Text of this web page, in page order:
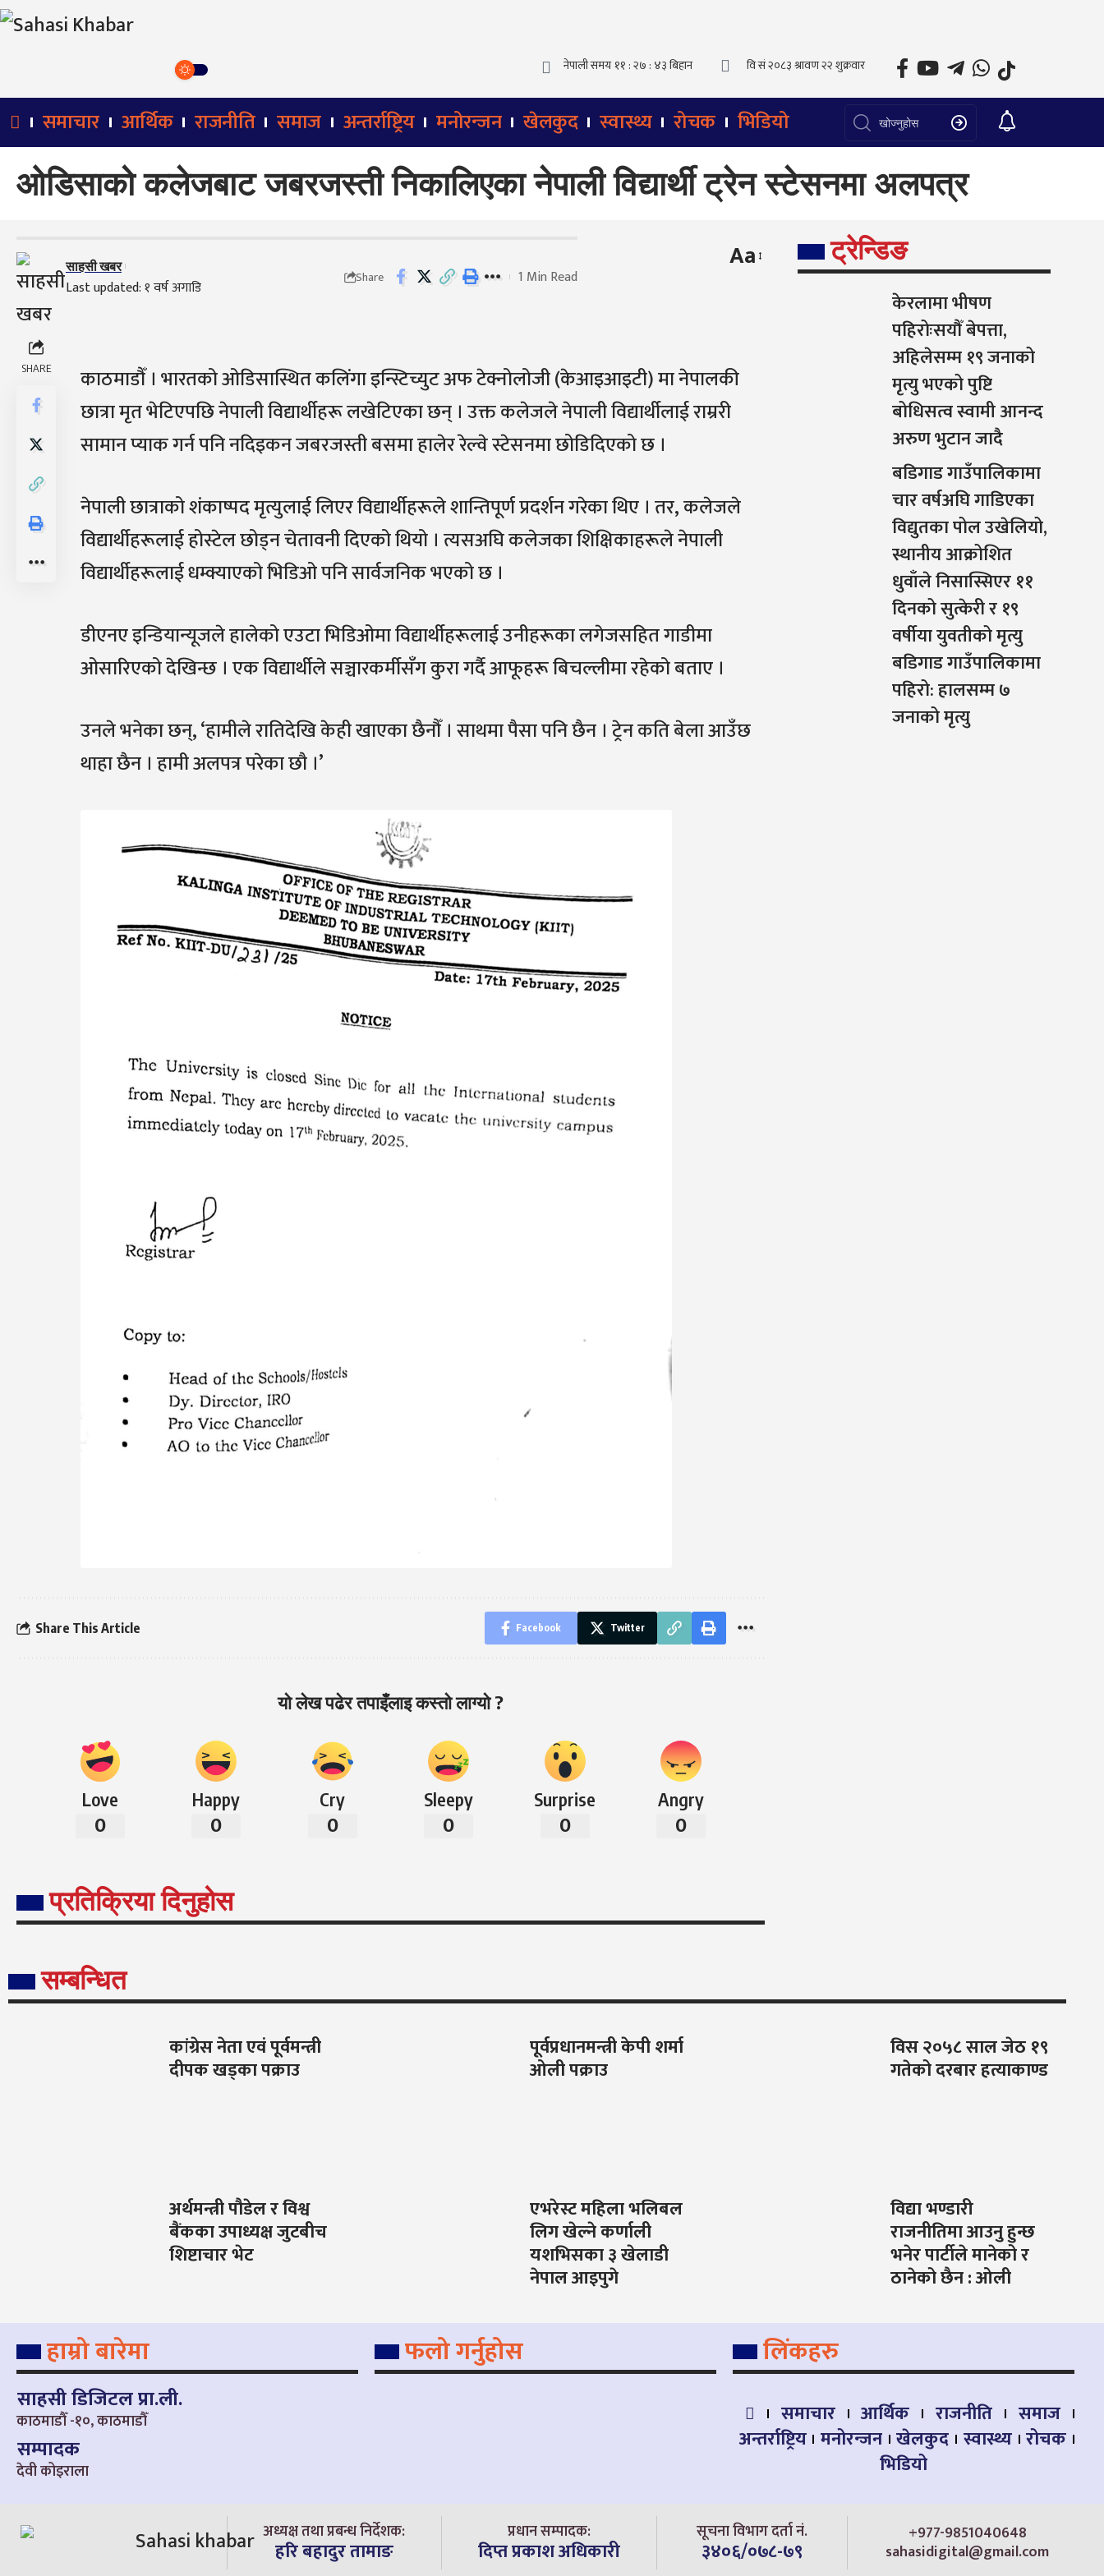
समाचार आर्थिक राजनीति समाज अन्तर्राष्ट्रिय मनोरन्जन खेलकुद स्वास्थ्य रोचक भिडियो
ओडिसाको कलेजबाट जबरजस्ती निकालिएका नेपाली विद्यार्थी ट्रेन स्टेसनमा अलपत्र
Last updated: १ वर्ष अगाडि
साहसी खबर
Share 1 Min Read
Aa
SHARE
काठमाडौँ । भारतको ओडिसास्थित कलिंगा इन्स्टिच्युट अफ टेक्नोलोजी (केआइआइटी) मा नेपालकी
छात्रा मृत भेटिएपछि नेपाली विद्यार्थीहरू लखेटिएका छन् । उक्त कलेजले नेपाली विद्यार्थीलाई राम्ररी
सामान प्याक गर्न पनि नदिइकन जबरजस्ती बसमा हालेर रेल्वे स्टेसनमा छोडिदिएको छ ।
नेपाली छात्राको शंकाष्पद मृत्युलाई लिएर विद्यार्थीहरूले शान्तिपूर्ण प्रदर्शन गरेका थिए । तर, कलेजले
विद्यार्थीहरूलाई होस्टेल छोड्न चेतावनी दिएको थियो । त्यसअघि कलेजका शिक्षिकाहरूले नेपाली
विद्यार्थीहरूलाई धम्क्याएको भिडिओ पनि सार्वजनिक भएको छ ।
डीएनए इन्डियान्यूजले हालेको एउटा भिडिओमा विद्यार्थीहरूलाई उनीहरूका लगेजसहित गाडीमा
ओसारिएको देखिन्छ । एक विद्यार्थीले सञ्चारकर्मीसँग कुरा गर्दै आफूहरू बिचल्लीमा रहेको बताए ।
उनले भनेका छन्, ‘हामीले रातिदेखि केही खाएका छैनौँ । साथमा पैसा पनि छैन । ट्रेन कति बेला आउँछ
थाहा छैन । हामी अलपत्र परेका छौ ।’
Share This Article Facebook Twitter
यो लेख पढेर तपाइँलाइ कस्तो लाग्यो ?
Love
0
Happy
0
Cry
0
Sleepy
0
Surprise
0
Angry
0
प्रतिक्रिया दिनुहोस
ट्रेन्डिङ
केरलामा भीषण
पहिरोःसयौँ बेपत्ता,
अहिलेसम्म १९ जनाको
मृत्यु भएको पुष्टि
बोधिसत्व स्वामी आनन्द
अरुण भुटान जादै
बडिगाड गाउँपालिकामा
चार वर्षअघि गाडिएका
विद्युतका पोल उखेलियो,
स्थानीय आक्रोशित
धुवाँले निसास्सिएर ११
दिनको सुत्केरी र १९
वर्षीया युवतीको मृत्यु
बडिगाड गाउँपालिकामा
पहिरो: हालसम्म ७
जनाको मृत्यु
सम्बन्धित
कांग्रेस नेता एवं पूर्वमन्त्री
दीपक खड्का पक्राउ
पूर्वप्रधानमन्त्री केपी शर्मा
ओली पक्राउ
विस २०५८ साल जेठ १९
गतेको दरबार हत्याकाण्ड
अर्थमन्त्री पौडेल र विश्व
बैंकका उपाध्यक्ष जुटबीच
शिष्टाचार भेट
एभरेस्ट महिला भलिबल
लिग खेल्ने कर्णाली
यशभिसका ३ खेलाडी
नेपाल आइपुगे
विद्या भण्डारी
राजनीतिमा आउनु हुन्छ
भनेर पार्टीले मानेको र
ठानेको छैन : ओली
हाम्रो बारेमा
साहसी डिजिटल प्रा.ली.
काठमाडौँ -१०, काठमाडौँ
सम्पादक
देवी कोइराला
फलो गर्नुहोस लिंकहरु
समाचार आर्थिक राजनीति
समाज
अन्तर्राष्ट्रिय मनोरन्जन खेलकुद स्वास्थ्य रोचक
भिडियो
अध्यक्ष तथा प्रबन्ध निर्देशक:
हरि बहादुर तामाङ
प्रधान सम्पादक:
दिप्त प्रकाश अधिकारी
सूचना विभाग दर्ता नं.
३४०६/०७८-७९
+977-9851040648
sahasidigital@gmail.com